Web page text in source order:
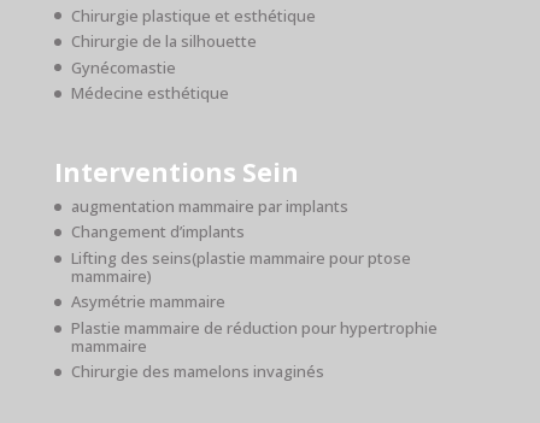
Chirurgie plastique et esthétique
Chirurgie de la silhouette
Gynécomastie
Médecine esthétique
Interventions Sein
augmentation mammaire par implants
Changement d’implants
Lifting des seins(plastie mammaire pour ptose
mammaire)
Asymétrie mammaire
Plastie mammaire de réduction pour hypertrophie
mammaire
Chirurgie des mamelons invaginés